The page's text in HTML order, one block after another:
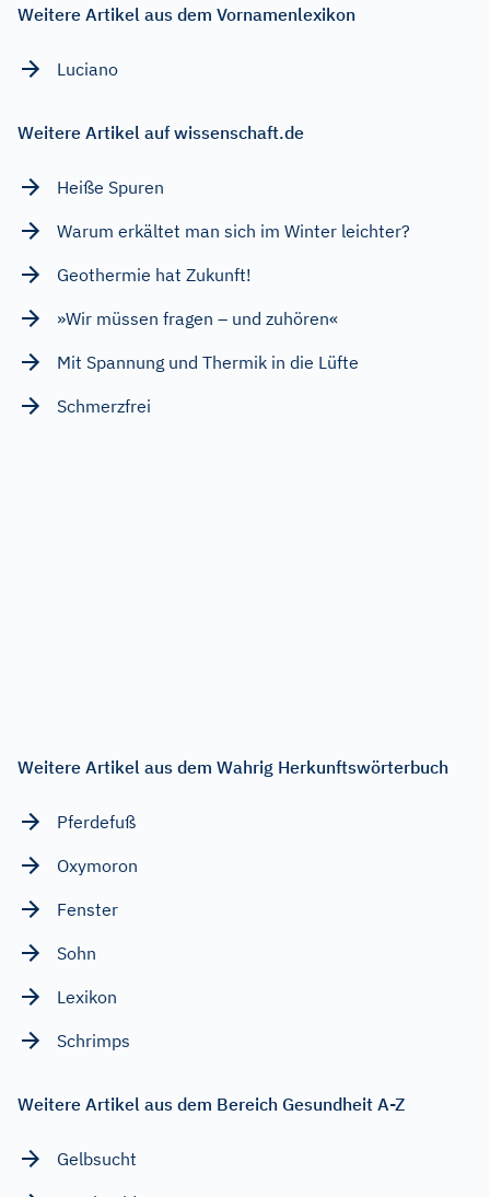
Weitere Artikel aus dem Vornamenlexikon
Luciano
Weitere Artikel auf wissenschaft.de
Heiße Spuren
Warum erkältet man sich im Winter leichter?
Geothermie hat Zukunft!
»Wir müssen fragen – und zuhören«
Mit Spannung und Thermik in die Lüfte
Schmerzfrei
Weitere Artikel aus dem Wahrig Herkunftswörterbuch
Pferdefuß
Oxymoron
Fenster
Sohn
Lexikon
Schrimps
Weitere Artikel aus dem Bereich Gesundheit A-Z
Gelbsucht